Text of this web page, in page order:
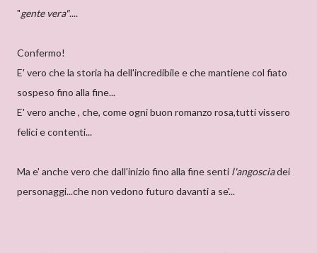
"gente vera"....
Confermo!
E' vero che la storia ha dell'incredibile e che mantiene col fiato
sospeso fino alla fine...
E' vero anche , che, come ogni buon romanzo rosa,tutti vissero
felici e contenti...
Ma e' anche vero che dall'inizio fino alla fine senti l'angosciadei
personaggi...che non vedono futuro davanti a se'...